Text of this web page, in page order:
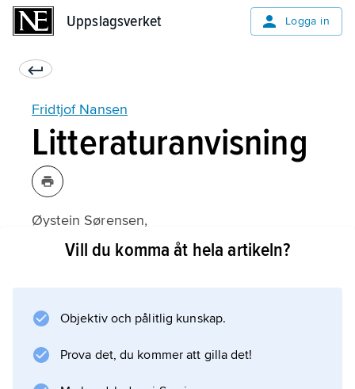
Uppslagsverket Logga in
Fridtjof Nansen
Litteraturanvisning
Øystein Sørensen,
Fridtjof Nansen
Vill du komma åt hela artikeln?
Objektiv och pålitlig kunskap.
Prova det, du kommer att gilla det!